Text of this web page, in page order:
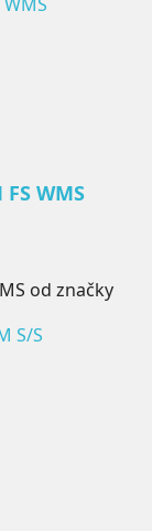
WMS
od značky